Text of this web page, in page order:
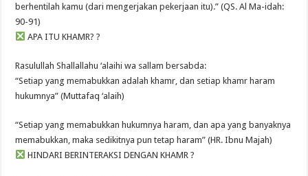
berhentilah kamu (dari mengerjakan pekerjaan itu).” (QS. Al Ma-idah:
90-91)
APA ITU KHAMR? ?
Rasulullah Shallallahu ‘alaihi wa sallam bersabda:
“Setiap yang memabukkan adalah khamr, dan setiap khamr haram
hukumnya” (Muttafaq ‘alaih)
“Setiap yang memabukkan hukumnya haram, dan apa yang banyaknya
memabukkan, maka sedikitnya pun tetap haram” (HR. Ibnu Majah)
HINDARI BERINTERAKSI DENGAN KHAMR ?